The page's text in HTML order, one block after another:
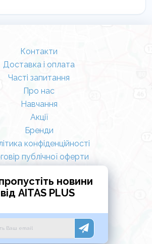
Контакти
Доставка і оплата
Часті запитання
Про нас
Навчання
Акції
Бренди
конфіденційності
публічної оферти
новини
від AITAS PLUS